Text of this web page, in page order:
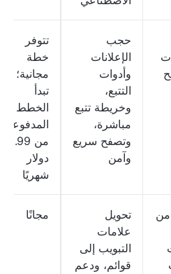
حجب
الإعلانات
وأدوات
التتبع،
وخريطة تتبع
مباشرة،
وتصفح سريع
وآمن
تتوفر
خطة
مجانية؛
تبدأ
الخطط
المدفوعة
من 1.99
دولار
شهريًا
تحويل
علامات
التبويب إلى
قوائم، ودعم
مجانًا